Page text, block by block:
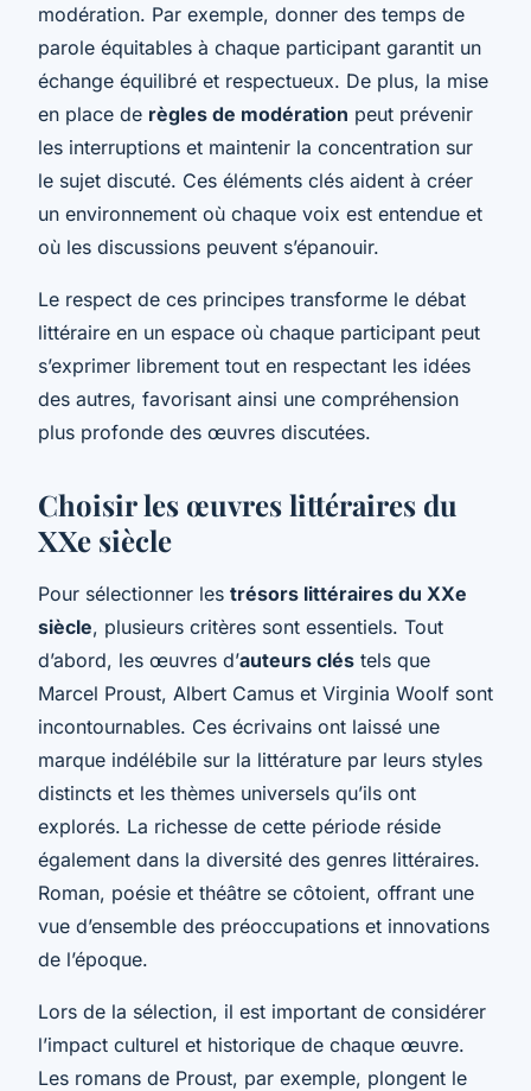
modération. Par exemple, donner des temps de
parole équitables à chaque participant garantit un
échange équilibré et respectueux. De plus, la mise
en place de règles de modération peut prévenir
les interruptions et maintenir la concentration sur
le sujet discuté. Ces éléments clés aident à créer
un environnement où chaque voix est entendue et
où les discussions peuvent s’épanouir.
Le respect de ces principes transforme le débat
littéraire en un espace où chaque participant peut
s’exprimer librement tout en respectant les idées
des autres, favorisant ainsi une compréhension
plus profonde des œuvres discutées.
Choisir les œuvres littéraires du
XXe siècle
Pour sélectionner les trésors littéraires du XXe
siècle, plusieurs critères sont essentiels. Tout
d’abord, les œuvres d’auteurs clés tels que
Marcel Proust, Albert Camus et Virginia Woolf sont
incontournables. Ces écrivains ont laissé une
marque indélébile sur la littérature par leurs styles
distincts et les thèmes universels qu’ils ont
explorés. La richesse de cette période réside
également dans la diversité des genres littéraires.
Roman, poésie et théâtre se côtoient, offrant une
vue d’ensemble des préoccupations et innovations
de l’époque.
Lors de la sélection, il est important de considérer
l’impact culturel et historique de chaque œuvre.
Les romans de Proust, par exemple, plongent le